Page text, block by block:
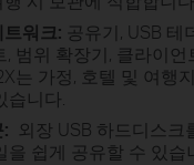
워크: 공유기, USB 테
, 범위 확장기, 클라이
는 가정, 호텔 및 여행
습니다.
외장 USB 하드디스크
쉽게 공유할 수 있습